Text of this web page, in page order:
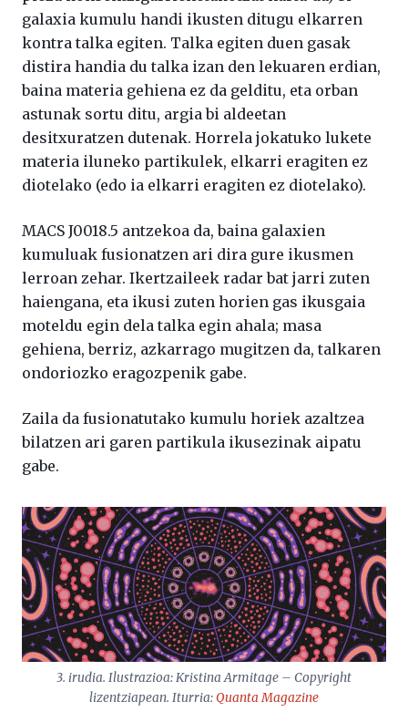
galaxia kumulu handi ikusten ditugu elkarren
kontra talka egiten. Talka egiten duen gasak
distira handia du talka izan den lekuaren erdian,
baina materia gehiena ez da gelditu, eta orban
astunak sortu ditu, argia bi aldeetan
desitxuratzen dutenak. Horrela jokatuko lukete
materia iluneko partikulek, elkarri eragiten ez
diotelako (edo ia elkarri eragiten ez diotelako).
MACS J0018.5 antzekoa da, baina galaxien
kumuluak fusionatzen ari dira gure ikusmen
lerroan zehar. Ikertzaileek radar bat jarri zuten
haiengana, eta ikusi zuten horien gas ikusgaia
moteldu egin dela talka egin ahala; masa
gehiena, berriz, azkarrago mugitzen da, talkaren
ondoriozko eragozpenik gabe.
Zaila da fusionatutako kumulu horiek azaltzea
bilatzen ari garen partikula ikusezinak aipatu
gabe.
3. irudia. Ilustrazioa: Kristina Armitage – Copyright
lizentziapean. Iturria:Quanta Magazine